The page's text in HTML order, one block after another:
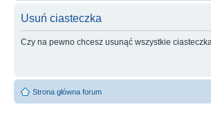
Usuń ciasteczka
Czy na pewno chcesz usunąć wszystkie
Strona główna forum